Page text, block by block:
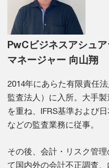
PwCビジネスアシュ
マネージャー 向山翔
2014年にあらた有限責任
監査法人）に入所。大手
を重ね、IFRS基準および
などの監査業務に従事。
その後、会計・リスク管
て国内外の会計不正調査